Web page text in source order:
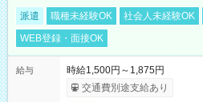
派遣 職種未経験OK 社会人未経験OK
WEB登録・面接OK
給与
時給1,500円～1,875円
交通費別途支給あり